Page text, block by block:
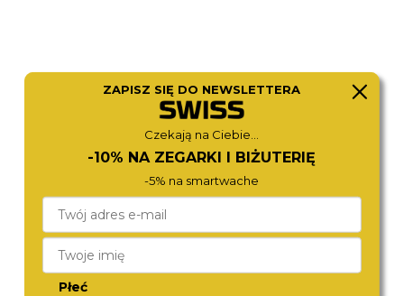
1 590,-
ROAMER
1 790,-
ZAPISZ SIĘ DO NEWSLETTERA
Czekają na Ciebie...
-10% NA ZEGARKI I BIŻUTERIĘ
-5% na smartwache
Płeć